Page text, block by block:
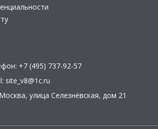
+7 (495) 737-92-57
site_v8@1c.ru
, улица Селезнёвская, дом 21